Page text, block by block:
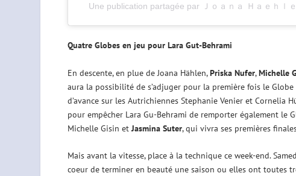
Une publication partagée par Ｊｏａｎａ Ｈａｅｈｌ
Quatre Globes en jeu pour Lara Gut-Behrami
En descente, en plue de Joana Hählen,Priska Nufer,Michelle
aura la possibilité de s’adjuger pour la première fois le
d’avance sur les Autrichiennes Stephanie Venier et Cornelia
pour empêcher Lara Gu-Behrami de remporter également le
Michelle Gisin etJasmina Suter, qui vivra ses premières
Mais avant la vitesse, place à la technique ce week-end.
coeur de terminer en beauté une saison ou elles ont toutes